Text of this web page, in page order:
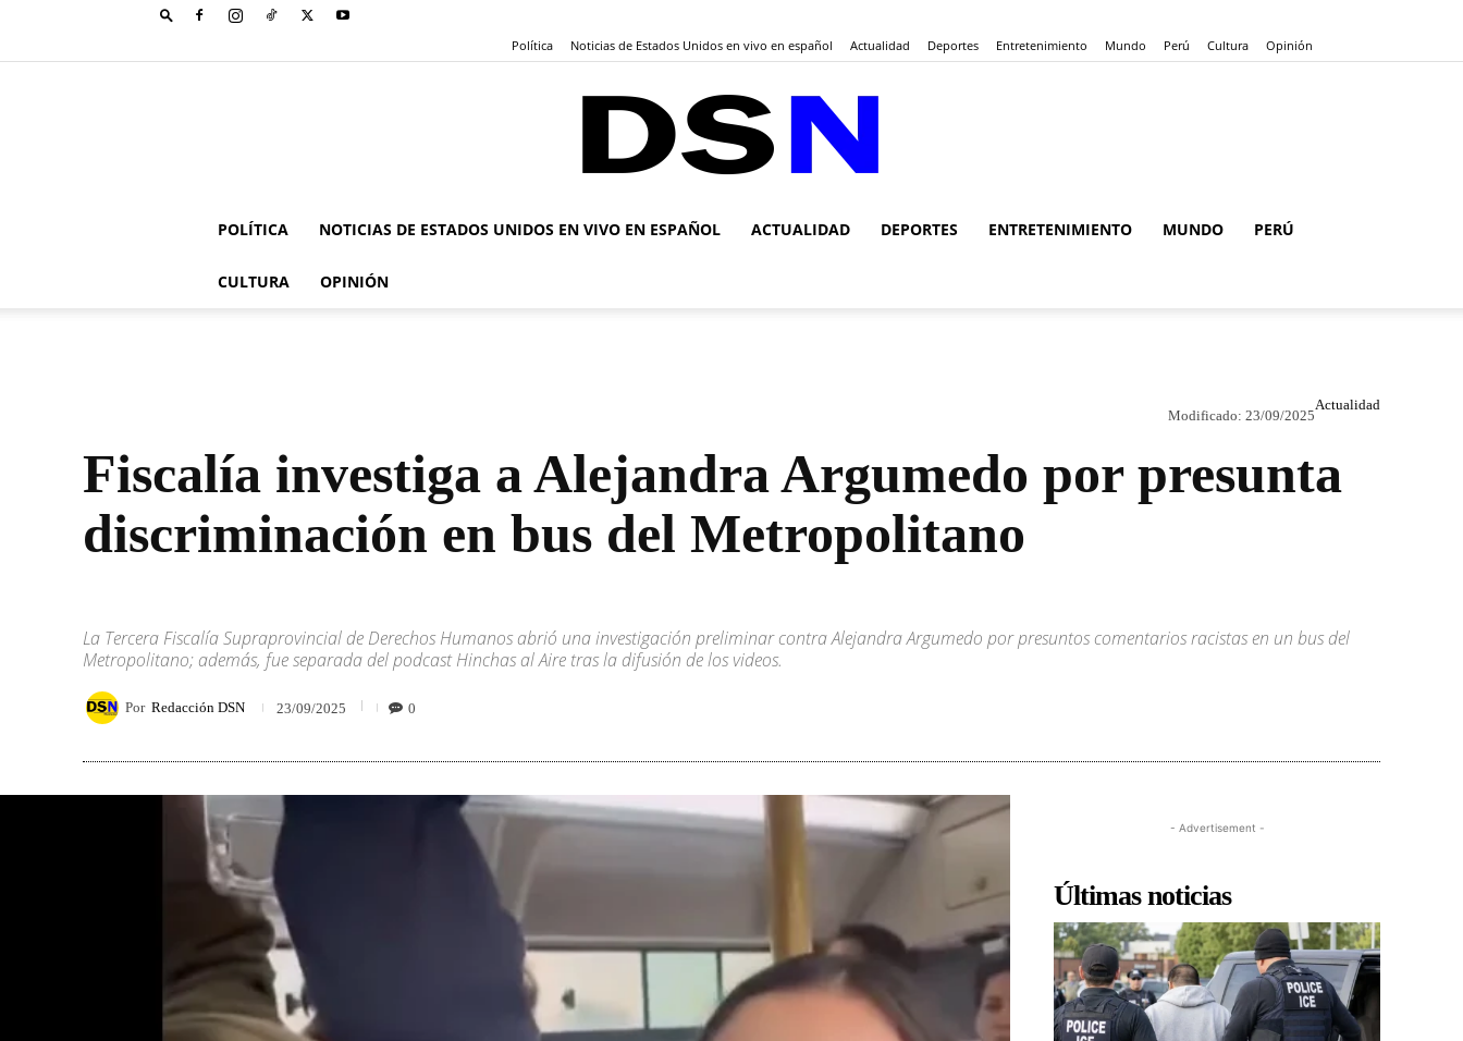
Política Noticias de Estados Unidos en vivo en español Actualidad Deportes Entretenimiento Mundo Perú Cultura Opinión
POLÍTICA NOTICIAS DE ESTADOS UNIDOS EN VIVO EN ESPAÑOL ACTUALIDAD DEPORTES ENTRETENIMIENTO MUNDO PERÚ
CULTURA OPINIÓN
Actualidad
Modificado: 23/09/2025
Fiscalía investiga a Alejandra Argumedo por presunta
discriminación en bus del Metropolitano
La Tercera Fiscalía Supraprovincial de Derechos Humanos abrió una investigación preliminar contra Alejandra Argumedo por presuntos comentarios racistas en un bus del
Metropolitano; además, fue separada del podcast Hinchas al Aire tras la difusión de los videos.
Por Redacción DSN 23/09/2025 0
- Advertisement -
Últimas noticias